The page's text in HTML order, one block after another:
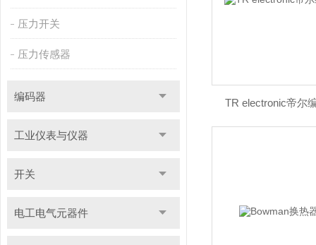
压力开关
压力传感器
编码器
工业仪表与仪器
开关
电工电气元器件
TR electronic帝尔